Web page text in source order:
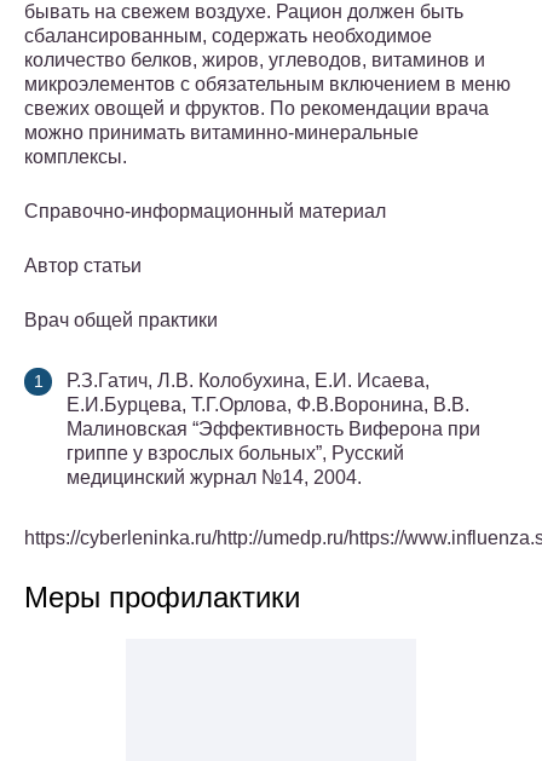
бывать на свежем воздухе. Рацион должен быть
сбалансированным, содержать необходимое
количество белков, жиров, углеводов, витаминов и
микроэлементов с обязательным включением в меню
свежих овощей и фруктов. По рекомендации врача
можно принимать витаминно-минеральные
комплексы.
Справочно-информационный материал
Автор статьи
Врач общей практики
Р.З.Гатич, Л.В. Колобухина, Е.И. Исаева,
Е.И.Бурцева, Т.Г.Орлова, Ф.В.Воронина, В.В.
Малиновская “Эффективность Виферона при
гриппе у взрослых больных”, Русский
медицинский журнал №14, 2004.
https://cyberleninka.ru/http://umedp.ru/https://
Меры профилактики